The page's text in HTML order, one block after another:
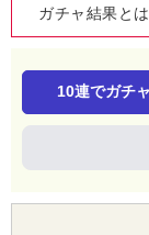
ガチャ結果と
10連でガチ